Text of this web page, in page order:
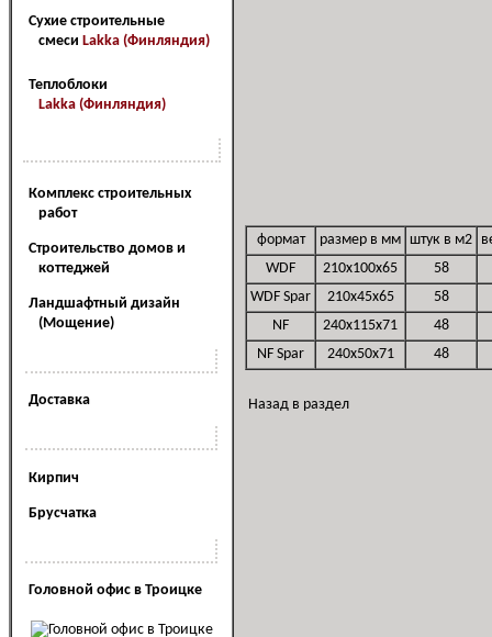
Сухие строительные
смеси Lakka (Финляндия)
Теплоблоки
Lakka (Финляндия)
Комплекс строительных
работ
Cтроительство домов и
коттеджей
Ландшафтный дизайн
(Мощение)
Доставка
Кирпич
Брусчатка
Головной офис в Троицке
формат размер в мм штук в м2
WDF
210x100x65
58
WDF Spar
210x45x65
58
NF
240x115x71
48
NF Spar
240x50x71 48
Назад в раздел